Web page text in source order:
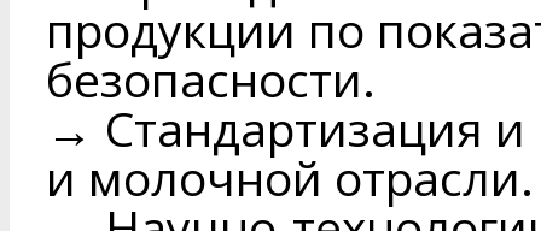
продукции по
безопасности.
→ Стандартизация
и молочной отрасли.